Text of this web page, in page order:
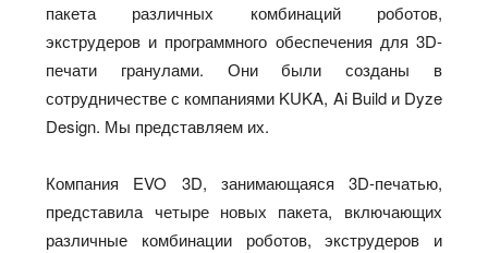
пакета различных комбинаций роботов,
экструдеров и программного обеспечения для 3D-
печати гранулами. Они были созданы в
сотрудничестве с компаниями KUKA, Ai Build и Dyze
Design. Мы представляем их.
Компания EVO 3D, занимающаяся 3D-печатью,
представила четыре новых пакета, включающих
различные комбинации роботов, экструдеров и